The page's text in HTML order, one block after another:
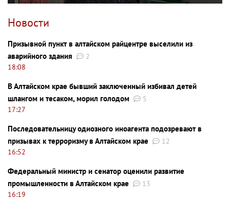
Новости
Призывной пункт в алтайском райцентре выселили из
аварийного здания
2
18:08
В Алтайском крае бывший заключенный избивал детей
шлангом и тесаком, морил голодом
5
17:27
Последовательницу одиозного иноагента подозревают в
призывах к терроризму в Алтайском крае
12
16:52
Федеральный министр и сенатор оценили развитие
промышленности в Алтайском крае
13
16:19